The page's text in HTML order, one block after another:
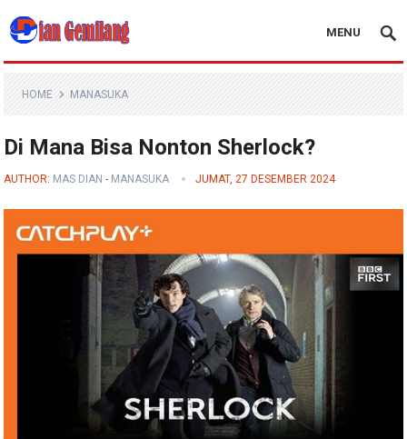
Blog Dian Gemilang
MENU
HOME MANASUKA
Di Mana Bisa Nonton Sherlock?
AUTHOR: MAS DIAN - MANASUKA JUMAT, 27 DESEMBER 2024